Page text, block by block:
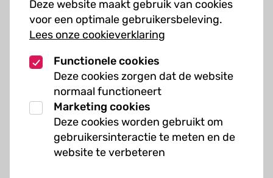
Deze website maakt gebruik van cookies
voor een optimale gebruikersbeleving.
Lees onze cookieverklaring
Functionele cookies
Deze cookies zorgen dat de website
normaal functioneert
Marketing cookies
Deze cookies worden gebruikt om
gebruikersinteractie te meten en de
website te verbeteren
Muziekcursussen
Kunst cursussen
Over ons
Organisatie
Werken bij Kielzog
Veelgestelde vragen